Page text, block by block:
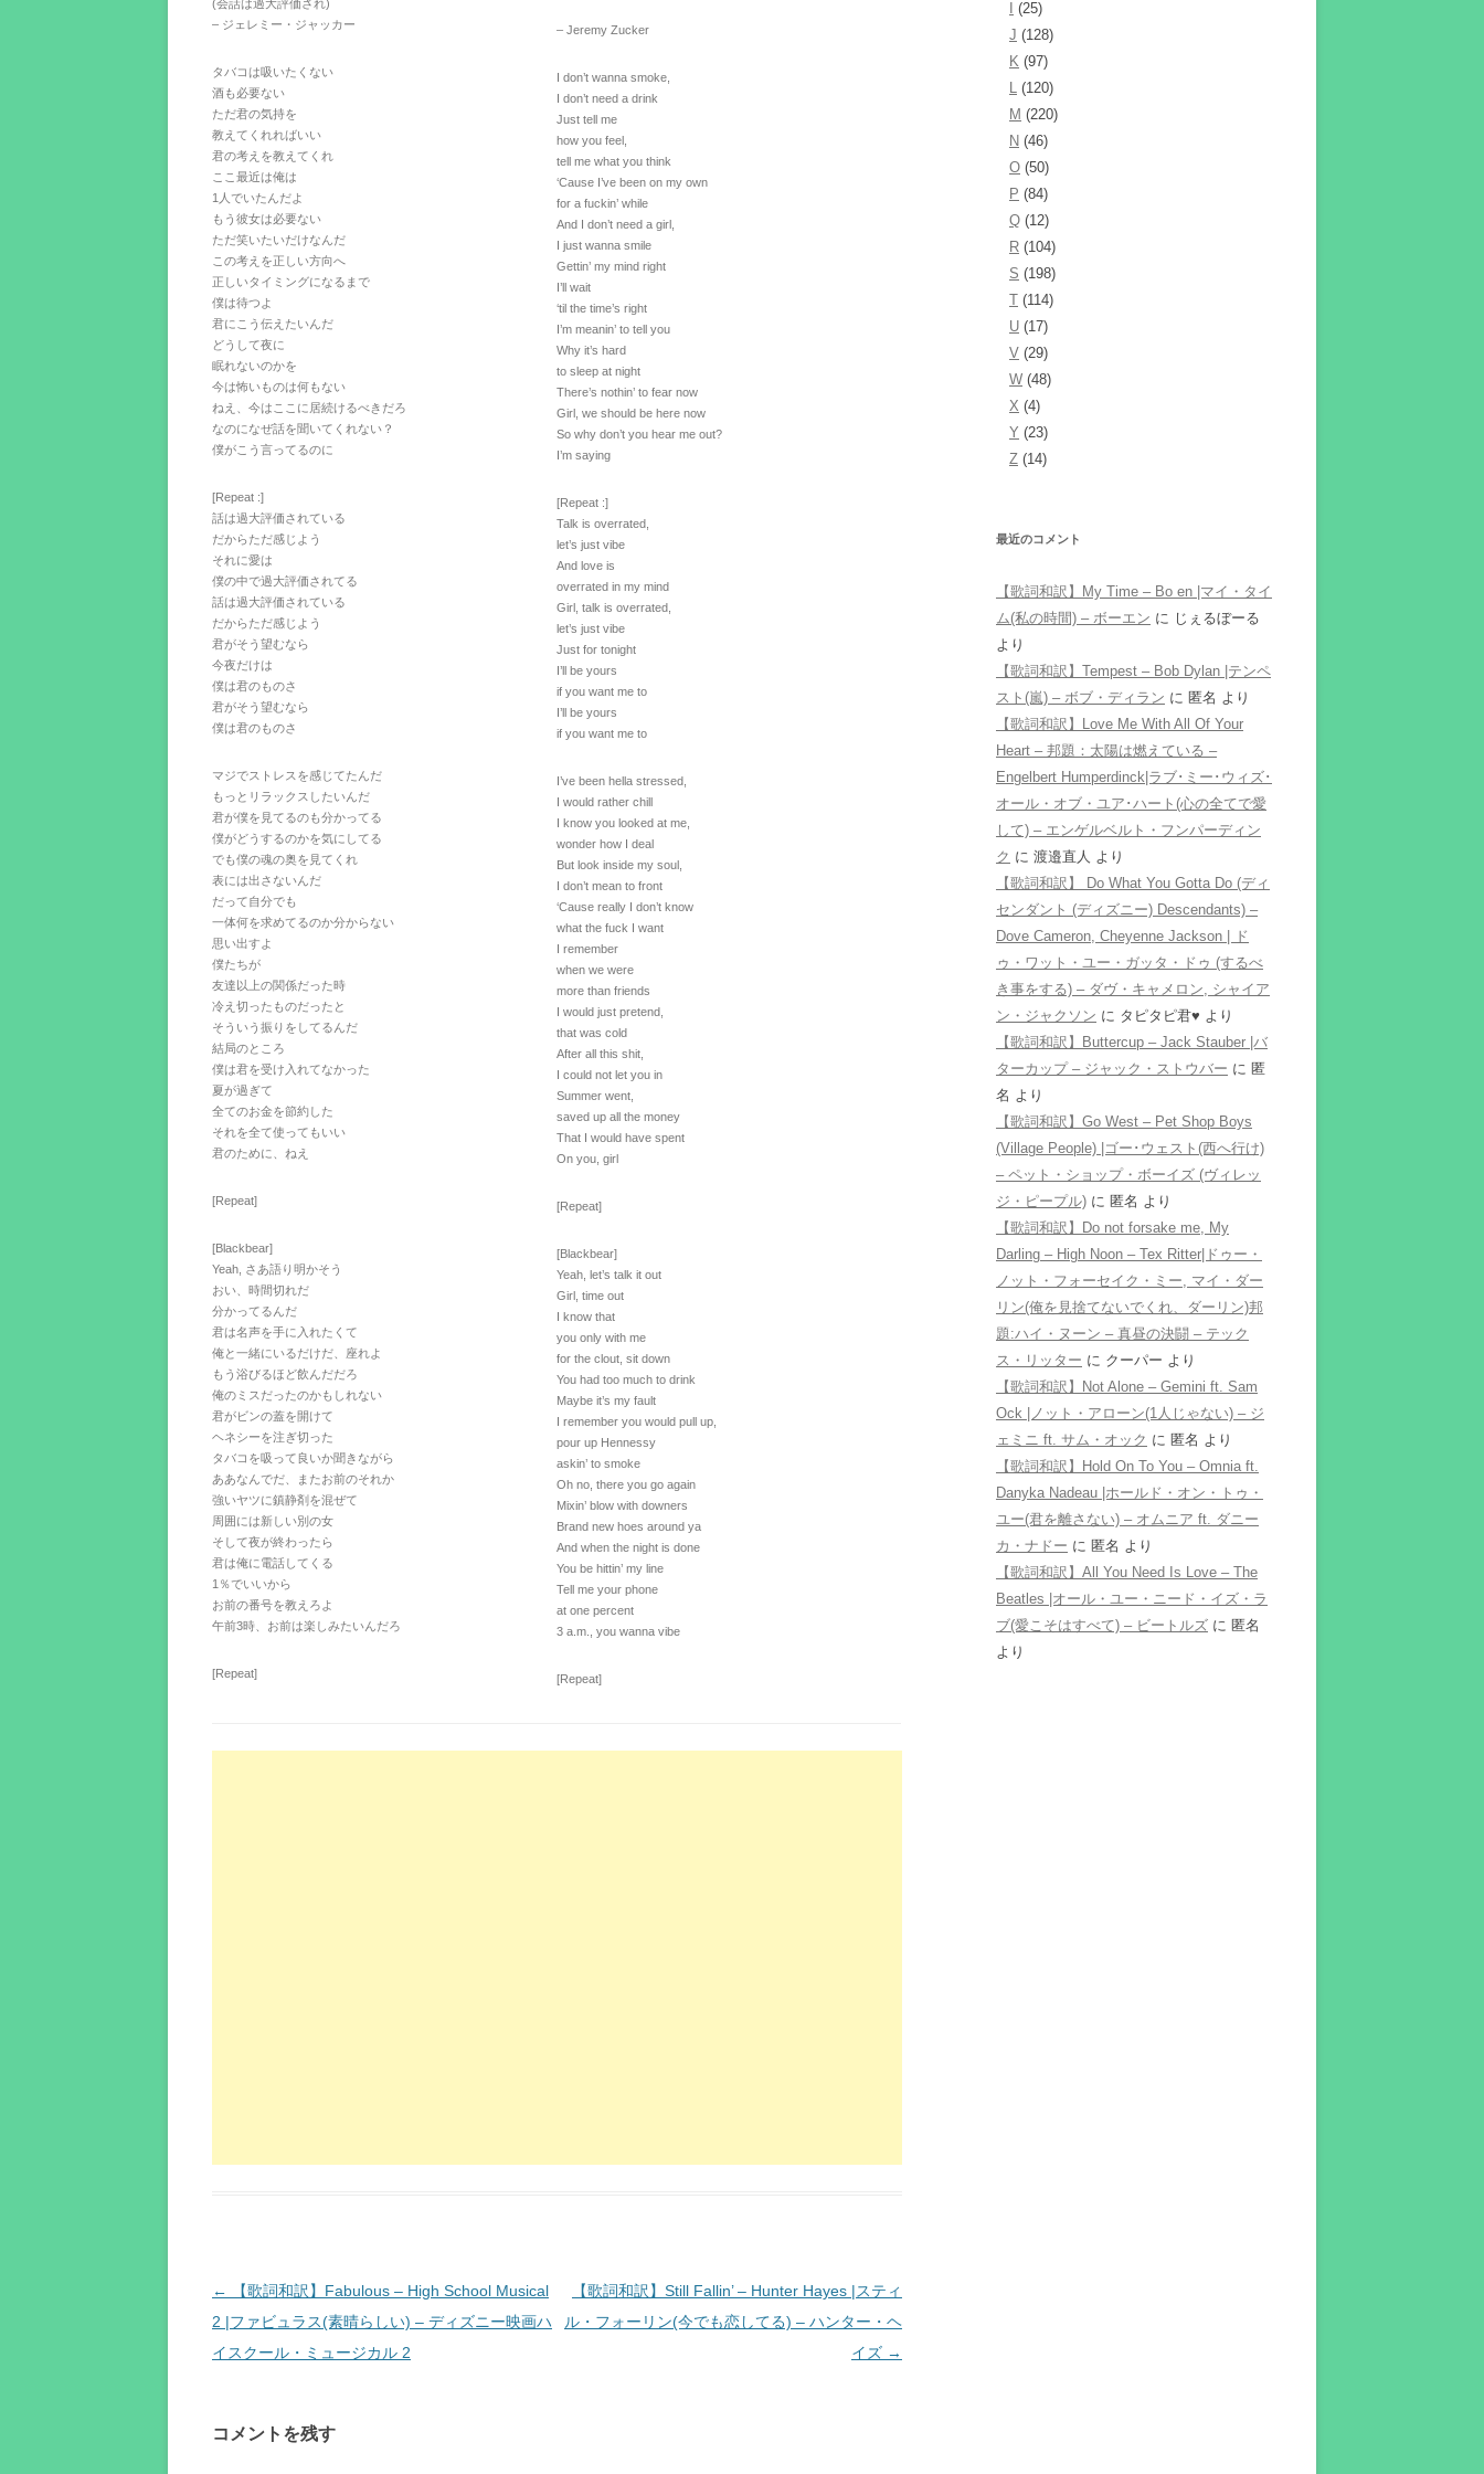
(会話は過大評価され)
– ジェレミー・ジャッカー
タバコは吸いたくない
酒も必要ない
ただ君の気持を
教えてくれればいい
君の考えを教えてくれ
ここ最近は俺は
1人でいたんだよ
もう彼女は必要ない
ただ笑いたいだけなんだ
この考えを正しい方向へ
正しいタイミングになるまで
僕は待つよ
君にこう伝えたいんだ
どうして夜に
眠れないのかを
今は怖いものは何もない
ねえ、今はここに居続けるべきだろ
なのになぜ話を聞いてくれない？
僕がこう言ってるのに
[Repeat :]
話は過大評価されている
だからただ感じよう
それに愛は
僕の中で過大評価されてる
話は過大評価されている
だからただ感じよう
君がそう望むなら
今夜だけは
僕は君のものさ
君がそう望むなら
僕は君のものさ
マジでストレスを感じてたんだ
もっとリラックスしたいんだ
君が僕を見てるのも分かってる
僕がどうするのかを気にしてる
でも僕の魂の奥を見てくれ
表には出さないんだ
だって自分でも
一体何を求めてるのか分からない
思い出すよ
僕たちが
友達以上の関係だった時
冷え切ったものだったと
そういう振りをしてるんだ
結局のところ
僕は君を受け入れてなかった
夏が過ぎて
全てのお金を節約した
それを全て使ってもいい
君のために、ねえ
[Repeat]
[Blackbear]
Yeah, さあ語り明かそう
おい、時間切れだ
分かってるんだ
君は名声を手に入れたくて
俺と一緒にいるだけだ、座れよ
もう浴びるほど飲んだだろ
俺のミスだったのかもしれない
君がビンの蓋を開けて
ヘネシーを注ぎ切った
タバコを吸って良いか聞きながら
ああなんでだ、またお前のそれか
強いヤツに鎮静剤を混ぜて
周囲には新しい別の女
そして夜が終わったら
君は俺に電話してくる
1％でいいから
お前の番号を教えろよ
午前3時、お前は楽しみたいんだろ
[Repeat]
– Jeremy Zucker
I don’t wanna smoke,
I don’t need a drink
Just tell me
how you feel,
tell me what you think
‘Cause I’ve been on my own
for a fuckin’ while
And I don’t need a girl,
I just wanna smile
Gettin’ my mind right
I’ll wait
‘til the time’s right
I’m meanin’ to tell you
Why it’s hard
to sleep at night
There’s nothin’ to fear now
Girl, we should be here now
So why don’t you hear me out?
I’m saying
[Repeat :]
Talk is overrated,
let’s just vibe
And love is
overrated in my mind
Girl, talk is overrated,
let’s just vibe
Just for tonight
I’ll be yours
if you want me to
I’ll be yours
if you want me to
I’ve been hella stressed,
I would rather chill
I know you looked at me,
wonder how I deal
But look inside my soul,
I don’t mean to front
‘Cause really I don’t know
what the fuck I want
I remember
when we were
more than friends
I would just pretend,
that was cold
After all this shit,
I could not let you in
Summer went,
saved up all the money
That I would have spent
On you, girl
[Repeat]
[Blackbear]
Yeah, let’s talk it out
Girl, time out
I know that
you only with me
for the clout, sit down
You had too much to drink
Maybe it’s my fault
I remember you would pull up,
pour up Hennessy
askin’ to smoke
Oh no, there you go again
Mixin’ blow with downers
Brand new hoes around ya
And when the night is done
You be hittin’ my line
Tell me your phone
at one percent
3 a.m., you wanna vibe
[Repeat]
投
稿
ナ
ー
←
【歌詞和訳】Fabulous – High School Musical
2 |ファビュラス(素晴らしい) – ディズニー映画ハ
イスクール・ミュージカル 2
【歌詞和訳】Still Fallin’ – Hunter Hayes |スティ
ル・フォーリン(今でも恋してる) – ハンター・ヘ
イズ →
コメントを残す
(25)
J (128)
K (97)
L (120)
M (220)
N (46)
O (50)
P (84)
Q (12)
R (104)
S (198)
T (114)
U (17)
V (29)
W (48)
X (4)
Y (23)
Z (14)
最近のコメント
【歌詞和訳】My Time – Bo en |マイ・タイ
ム(私の時間) – ボーエン に じぇるぼーる
より
【歌詞和訳】Tempest – Bob Dylan |テンペ
スト(嵐) – ボブ・ディラン に 匿名 より
【歌詞和訳】Love Me With All Of Your
Heart – 邦題：太陽は燃えている –
Engelbert Humperdinck|ラブ･ミー･ウィズ･
オール・オブ・ユア･ハート(心の全てで愛
して) – エンゲルベルト・フンパーディン
ク に 渡邉直人 より
【歌詞和訳】 Do What You Gotta Do (ディ
センダント (ディズニー) Descendants) –
Dove Cameron, Cheyenne Jackson | ド
ゥ・ワット・ユー・ガッタ・ドゥ (するべ
き事をする) – ダヴ・キャメロン, シャイア
ン・ジャクソン に タピタピ君♥️ より
【歌詞和訳】Buttercup – Jack Stauber |バ
ターカップ – ジャック・ストウバー に 匿
名 より
【歌詞和訳】Go West – Pet Shop Boys
(Village People) |ゴー･ウェスト(西へ行け)
– ペット・ショップ・ボーイズ (ヴィレッ
ジ・ピープル) に 匿名 より
【歌詞和訳】Do not forsake me, My
Darling – High Noon – Tex Ritter|ドゥー・
ノット・フォーセイク・ミー, マイ・ダー
リン(俺を見捨てないでくれ、ダーリン)邦
題:ハイ・ヌーン – 真昼の決闘 – テック
ス・リッター に クーパー より
【歌詞和訳】Not Alone – Gemini ft. Sam
Ock |ノット・アローン(1人じゃない) – ジ
ェミニ ft. サム・オック に 匿名 より
【歌詞和訳】Hold On To You – Omnia ft.
Danyka Nadeau |ホールド・オン・トゥ・
ユー(君を離さない) – オムニア ft. ダニー
カ・ナドー に 匿名 より
【歌詞和訳】All You Need Is Love – The
Beatles |オール・ユー・ニード・イズ・ラ
ブ(愛こそはすべて) – ビートルズ に 匿名
より